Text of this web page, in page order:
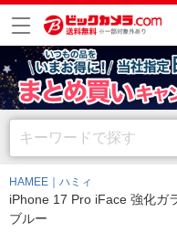
HAMEE｜ハミィ
iPhone 17 Pro iFace 強化ガ
ブルー